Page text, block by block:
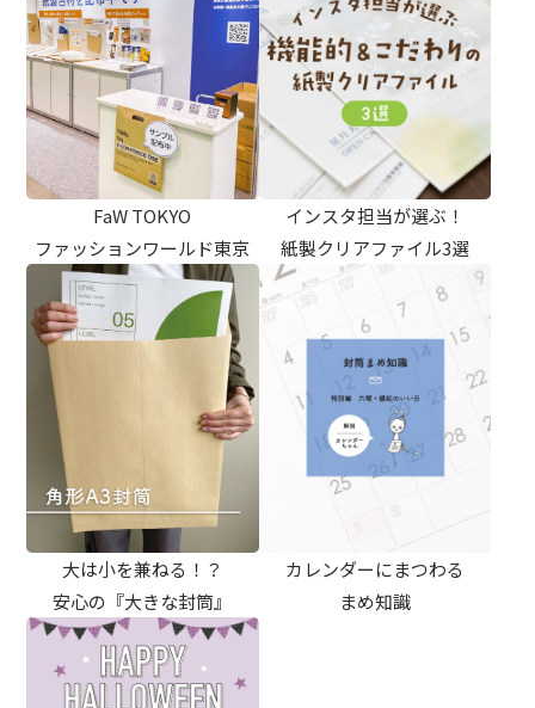
FaW TOKYO
ファッションワールド東京
インスタ担当が選ぶ！
紙製クリアファイル3選
大は小を兼ねる！？
安心の『大きな封筒』
カレンダーにまつわる
まめ知識